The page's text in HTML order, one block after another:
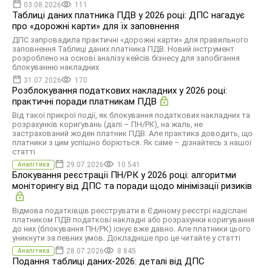
03.08.2026 111
Таблиці даних платника ПДВ у 2026 році: ДПС нагадує
про «дорожні карти» для їх заповнення
ДПС запровадила практичні «дорожні карти» для правильного
заповнення Таблиці даних платника ПДВ. Новий інструмент
розроблено на основі аналізу кейсів бізнесу для запобігання
блокуванню накладних
31.07.2026 170
Розблокування податкових накладних у 2026 році:
практичні поради платникам ПДВ
Від такої прикрої події, як блокування податкових накладних та
розрахунків коригувань (далі – ПН/РК), на жаль, не
застрахований жоден платник ПДВ. Але практика доводить, що
платники з цим успішно борються. Як саме – дізнайтесь з нашої
статті
Аналітика 29.07.2026 10 541
Блокування реєстрації ПН/РК у 2026 році: алгоритми
моніторингу від ДПС та поради щодо мінімізації ризиків
Відмова податківців реєструвати в Єдиному реєстрі надіслані
платником ПДВ податкові накладні або розрахунки коригування
до них (блокування ПН/РК) існує вже давно. Але платники цього
уникнути за певних умов. Докладніше про це читайте у статті
Аналітика 28.07.2026 8 845
Подання таблиці даних-2026: деталі від ДПС